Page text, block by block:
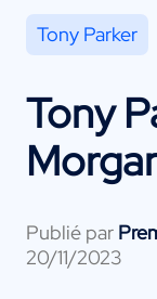
Tony Parker
Tony
Publié par
20/11/2023